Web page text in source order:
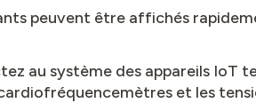
peuvent être affichés
au système des appareils IoT
et les